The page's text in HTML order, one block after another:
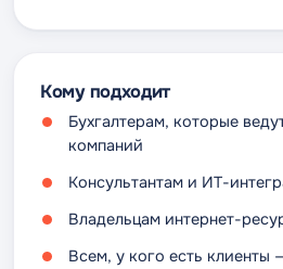
Кому подходит
Бухгалтерам, которые
компаний
Консультантам и ИТ-
Владельцам интернет-
Всем, у кого есть клиенты